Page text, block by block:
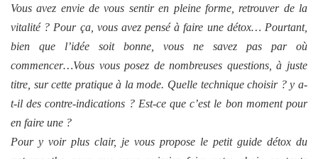
Vous avez envie de vous sentir en pleine forme, retrouver de la
vitalité ? Pour ça, vous avez pensé à faire une détox… Pourtant,
bien que l’idée soit bonne, vous ne savez pas par où
commencer…Vous vous posez de nombreuses questions, à juste
titre, sur cette pratique à la mode. Quelle technique choisir ? y a-
t-il des contre-indications ? Est-ce que c’est le bon moment pour
en faire une ?
Pour y voir plus clair, je vous propose le petit guide détox du